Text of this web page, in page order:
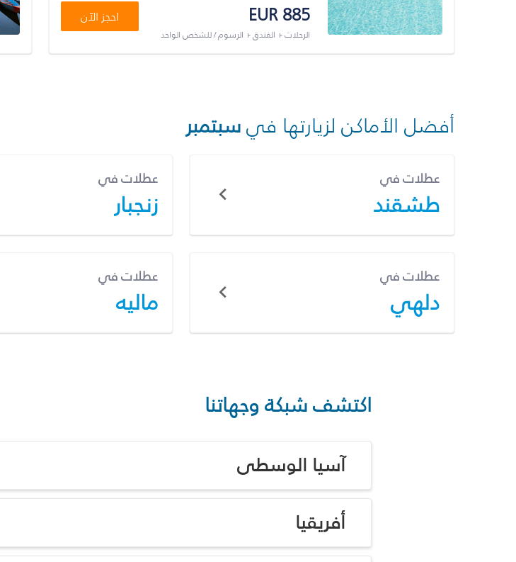
EUR 885
الرحلات + الفندق + الرسوم / للشخص الواحد
احجز الآن
أفضل الأماكن لزيارتها فيسبتمبر
عطلات في
طشقند
عطلات في
زنجبار
عطلات في
دلهي
عطلات في
ماليه
اكتشف شبكة وجهاتنا
آسيا الوسطى
أفريقيا